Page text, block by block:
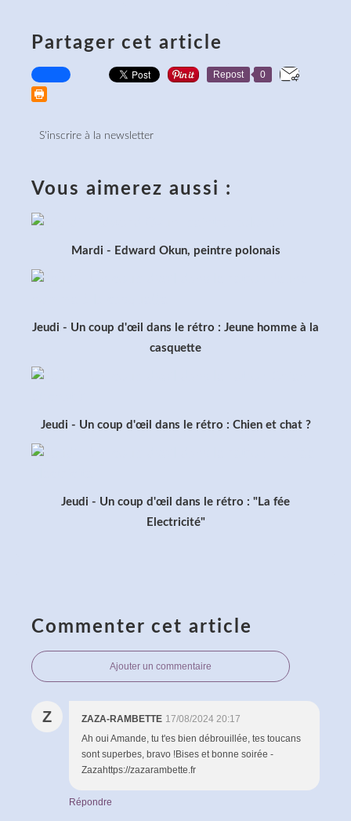
Partager cet article
Repost 0
S'inscrire à la newsletter
Vous aimerez aussi :
Mardi - Edward Okun, peintre polonais
Jeudi - Un coup d'œil dans le rétro : Jeune homme à la
casquette
Jeudi - Un coup d'œil dans le rétro : Chien et chat ?
Jeudi - Un coup d'œil dans le rétro : "La fée
Electricité"
Commenter cet article
Ajouter un commentaire
Z ZAZA-RAMBETTE 17/08/2024 20:17
Ah oui Amande, tu t'es bien débrouillée, tes toucans
sont superbes, bravo !Bises et bonne soirée -
Zazahttps://zazarambette.fr
Répondre